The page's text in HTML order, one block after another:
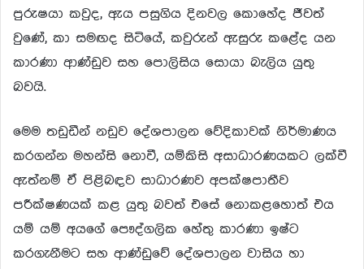
පුරුෂයා කවුද, ඇය පසුගිය දිනවල කොහේද ජීවත්
වුණේ, කා සමඟද සිටියේ, කවුරුන් ඇසුරු කළේද යන
කාරණා ආණ්ඩුව සහ පොලිසිය සොයා බැලිය යුතු
බවයි.
මෙම තඩුඩීන් නඩුව දේශපාලන වේදිකාවක් නිර්මාණය
කරගන්න මහන්සි නොවී, යම්කිසි අසාධාරණයකට ලක්වී
ඇත්නම් ඒ පිළිබඳව සාධාරණව අපක්ෂපාතීව
පරීක්ෂණයක් කළ යුතු බවත් එසේ නොකළහොත් එය
යම් යම් අයගේ පෞද්ගලික හේතු කාරණා ඉෂ්ට
කරගැනීමට සහ ආණ්ඩුවේ දේශපාලන වාසිය හා